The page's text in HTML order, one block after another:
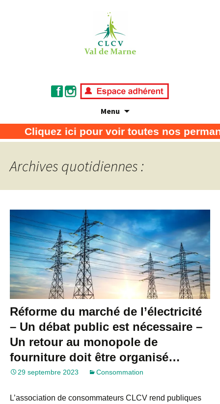
Menu
CLCV Val de Marne
Association de défense des consommateurs
et usagers
Cliquez ici pour voir toutes nos
Archives quotidiennes :
Réforme du marché de l’électricité
– Un débat public est nécessaire –
Un retour au monopole de
fourniture doit être organisé…
29 septembre 2023 Consommation
L’association de consommateurs CLCV rend publiques